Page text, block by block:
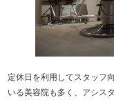
定休日を利用してスタッフ
いる美容院も多く、アシス